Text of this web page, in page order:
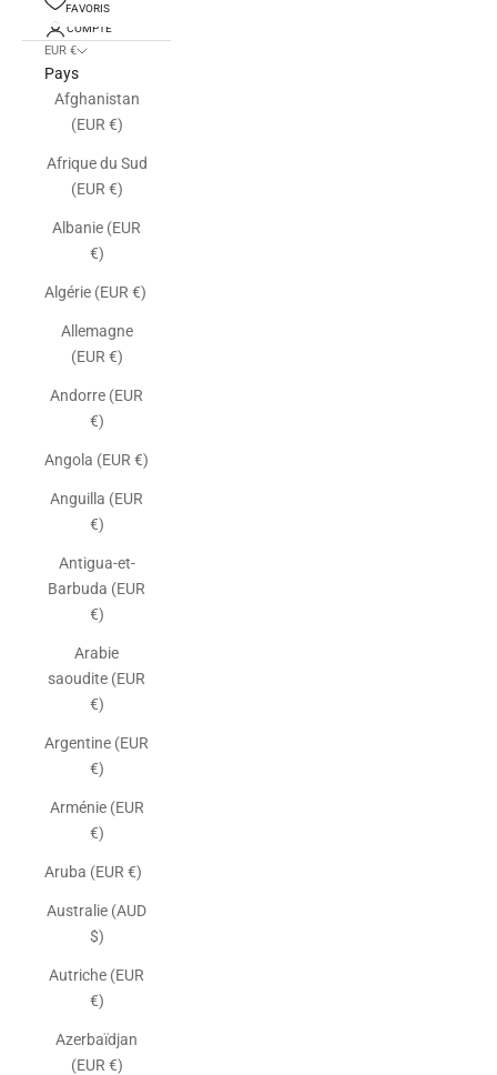
FAVORIS
COMPTE
EUR €
Pays
Afghanistan
(EUR €)
Afrique du Sud
(EUR €)
Albanie (EUR
€)
Algérie (EUR €)
Allemagne
(EUR €)
Andorre (EUR
€)
Angola (EUR €)
Anguilla (EUR
€)
Antigua-et-
Barbuda (EUR
€)
Arabie
saoudite (EUR
€)
Argentine (EUR
€)
Arménie (EUR
€)
Aruba (EUR €)
Australie (AUD
$)
Autriche (EUR
€)
Azerbaïdjan
(EUR €)